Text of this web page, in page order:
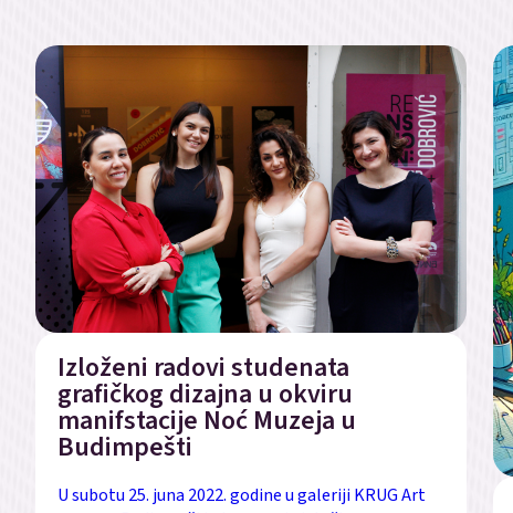
Izloženi radovi studenata
grafičkog dizajna u okviru
manifstacije Noć Muzeja u
Budimpešti
U subotu 25. juna 2022. godine u galeriji KRUG Art